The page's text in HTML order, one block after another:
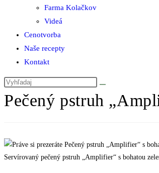
Farma Kolačkov
Videá
Cenotvorba
Naše recepty
Kontakt
Pečený pstruh
Servírovaný pečený pstruh „Amplifier“ s bohatou